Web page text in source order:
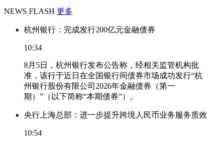
NEWS FLASH 更多
杭州银行：完成发行200亿元金融债券
10:34
8月5日，杭州银行发布公告称，经相关监管机构批
准，该行于近日在全国银行间债券市场成功发行“杭
州银行股份有限公司2026年金融债券（第一
期）”（以下简称“本期债券”）。
央行上海总部：进一步提升跨境人民币业务服务质效
10:54